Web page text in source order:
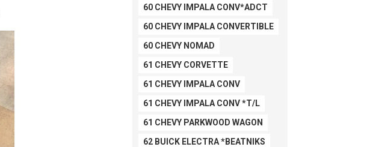
60 CHEVY IMPALA CONV*ADCT
60 CHEVY IMPALA CONVERTIBLE
60 CHEVY NOMAD
61 CHEVY CORVETTE
61 CHEVY IMPALA CONV
61 CHEVY IMPALA CONV *T/L
61 CHEVY PARKWOOD WAGON
62 BUICK ELECTRA *BEATNIKS